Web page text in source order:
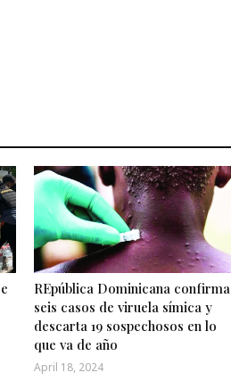
REpública Dominicana confirma
seis casos de viruela símica y
descarta 19 sospechosos en lo
que va de año
April 18, 2024